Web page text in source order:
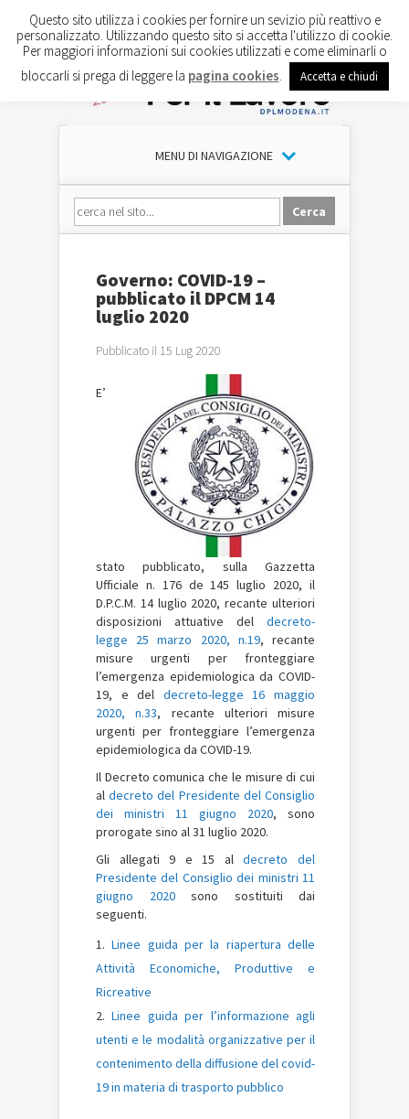
MENU DI NAVIGAZIONE
Governo: COVID-19 –
pubblicato il DPCM 14
luglio 2020
Pubblicato il 15 Lug 2020
E’
stato pubblicato, sulla Gazzetta
Ufficiale n. 176 de 145 luglio 2020, il
D.P.C.M. 14 luglio 2020, recante ulteriori
disposizioni attuative del decreto-
legge 25 marzo 2020, n.19, recante
misure urgenti per fronteggiare
l’emergenza epidemiologica da COVID-
19, e del decreto-legge 16 maggio
2020, n.33, recante ulteriori misure
urgenti per fronteggiare l’emergenza
epidemiologica da COVID-19.
Il Decreto comunica che le misure di cui
aldecreto del Presidente del Consiglio
dei ministri 11 giugno 2020, sono
prorogate sino al 31 luglio 2020.
Gli allegati 9 e 15 aldecreto del
Presidente del Consiglio dei ministri 11
giugno 2020sono sostituiti dai
seguenti.
Linee guida per la riapertura delle
Attività Economiche, Produttive e
Ricreative
Linee guida per l’informazione agli
utenti e le modalità organizzative per il
contenimento della diffusione del covid-
19 in materia di trasporto pubblico
Questo sito utilizza i cookies per fornire un sevizio più reattivo e
personalizzato. Utilizzando questo sito si accetta l'utilizzo di cookie.
Per maggiori informazioni sui cookies utilizzati e come eliminarli o
bloccarli si prega di leggere la pagina cookies Accetta e chiudi